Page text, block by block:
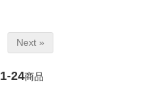
Next »
1-24商品